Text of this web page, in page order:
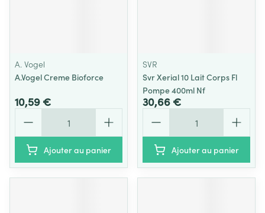
A. Vogel
A.Vogel Creme Bioforce
10,59 €
Ajouter au panier
SVR
Svr Xerial 10 Lait Corps Fl
Pompe 400ml Nf
30,66 €
Ajouter au panier